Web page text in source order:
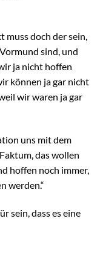
muss doch der sein,
sind, und
ja nicht hoffen
können ja gar nicht
wir waren ja gar
uns mit dem
das wollen
hoffen noch immer,
werden.“
sein, dass es eine